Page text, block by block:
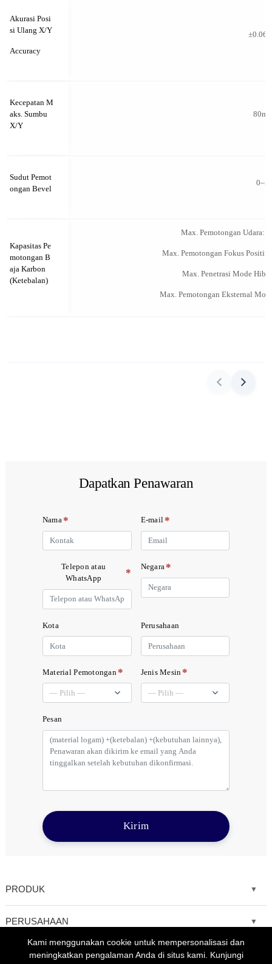
Akurasi Posi
si Ulang X/Y
Accuracy
Kecepatan M
aks. Sumbu
X/Y
Sudut Pemot
ongan Bevel
Kapasitas Pe
motongan B
aja Karbon
(Ketebalan)
Max. Pemotongan Udara:
Max. Pemotongan Fokus Positif
Max. Penetrasi Mode
Max. Pemotongan Eksternal
Dapatkan Penawaran
Nama* E-mail*
Telepon atau
WhatsApp
* Negara*
Kota Perusahaan
Material Pemotongan* Jenis Mesin*
Pesan
Kirim
PRODUK
Tube Metal Laser Cutting Machine
PERUSAHAAN
Solutions
Kami menggunakan cookie untuk mempersonalisasi dan
meningkatkan pengalaman Anda di situs kami. Kunjungi